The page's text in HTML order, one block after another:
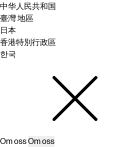
中华人民共和国
臺灣 地區
日本
香港特別行政區
한국
Om ossOm oss